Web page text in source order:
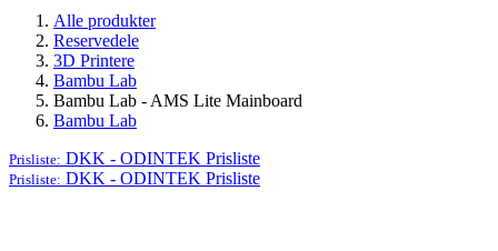
Alle produkter
Reservedele
3D Printere
Bambu Lab
Bambu Lab - AMS Lite Mainboard
Bambu Lab
Prisliste: DKK - ODINTEK Prisliste
Prisliste: DKK - ODINTEK Prisliste